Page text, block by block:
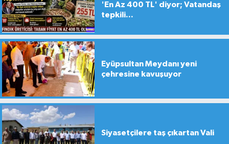
'En Az 400 TL' diyor; Vatandaş
tepkili...
Eyüpsultan Meydanı yeni
çehresine kavuşuyor
Siyasetçilere taş çıkartan Vali